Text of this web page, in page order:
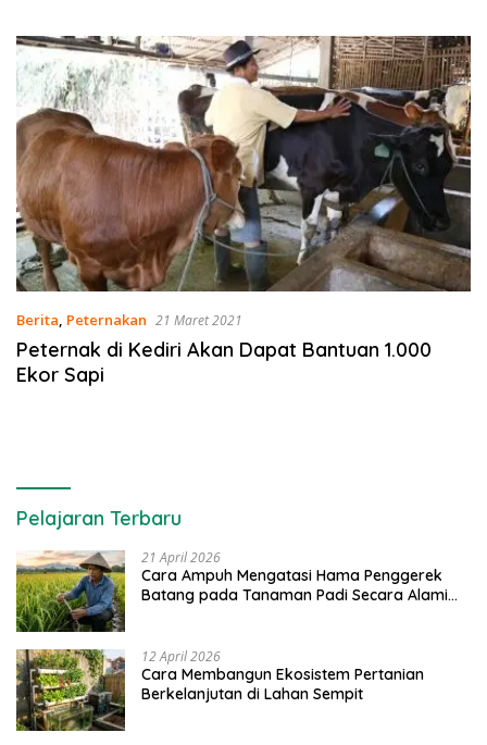
Berita, Peternakan 21 Maret 2021
Peternak di Kediri Akan Dapat Bantuan 1.000
Ekor Sapi
Pelajaran Terbaru
21 April 2026
Cara Ampuh Mengatasi Hama Penggerek
Batang pada Tanaman Padi Secara Alami
12 April 2026
Cara Membangun Ekosistem Pertanian
Berkelanjutan di Lahan Sempit